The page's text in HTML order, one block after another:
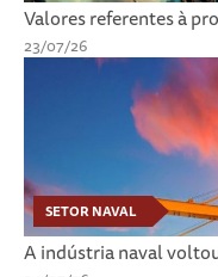
Valores referentes à
23/07/26
SETOR NAVAL
A indústria naval